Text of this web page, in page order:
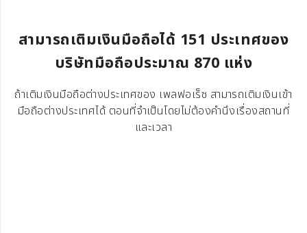
สามารถเติมเงินมือถือได้ 151 ประเทศของ
บริษัทมือถือประมาณ 870 แห่ง
ถ้าเติมเงินมือถือต่างประเทศของ เพลฟอเร็ซ สามารถเติมเงินเข้า
มือถือต่างประเทศได้ ตอนที่จำเป็นโดยไม่ต้องคำนึงเรื่องสถานที่
และเวลา